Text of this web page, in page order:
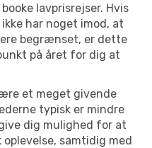
lavprisrejser. Hvis
har noget imod, at
begrænset, er dette
på året for dig at
et meget givende
typisk er mindre
dig mulighed for at
samtidig med